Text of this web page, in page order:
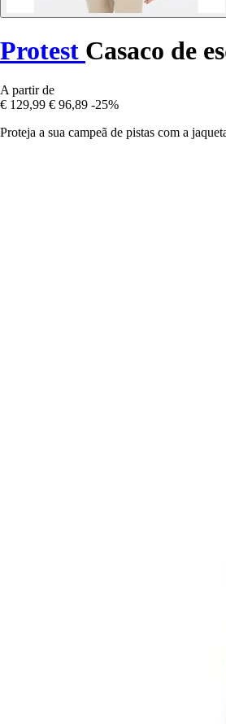
Protest Casaco de
A partir de
€ 129,99 € 96,89 -25%
Proteja a sua campeã de pistas com a